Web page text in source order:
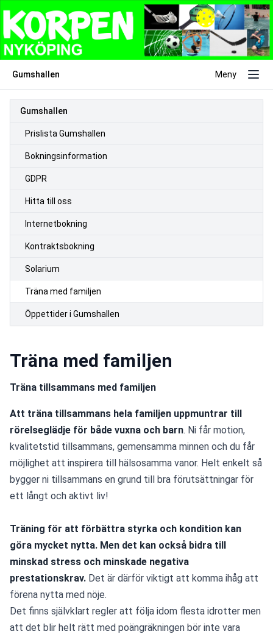
Gumshallen Meny
Gumshallen
Prislista Gumshallen
Bokningsinformation
GDPR
Hitta till oss
Internetbokning
Kontraktsbokning
Solarium
Träna med familjen
Öppettider i Gumshallen
Träna med familjen
Träna tillsammans med familjen
Att träna tillsammans hela familjen uppmuntrar till
rörelseglädje för både vuxna och barn. Ni får motion,
kvalitetstid tillsammans, gemensamma minnen och du får
möjlighet att inspirera till hälsosamma vanor. Helt enkelt så
bygger ni tillsammans en grund till bra förutsättningar för
ett långt och aktivt liv!
Träning för att förbättra styrka och kondition kan
göra mycket nytta. Men det kan också bidra till
minskad stress och minskade negativa
prestationskrav. Det är därför viktigt att komma ihåg att
förena nytta med nöje.
Det finns självklart regler att följa idom flesta idrotter men
att det blir helt rätt med poängräkningen bör inte vara